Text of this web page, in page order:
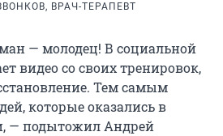
ВРАЧ-ТЕРАПЕВТ
— молодец! В социальной
видео со своих тренировок,
Тем самым
которые оказались в
— подытожил Андрей